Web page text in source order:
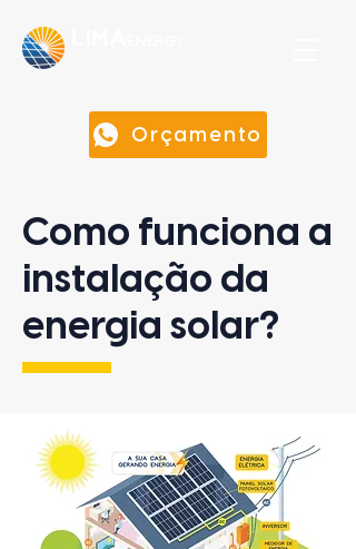
Orçamento
Como funciona a
instalação da
energia solar?